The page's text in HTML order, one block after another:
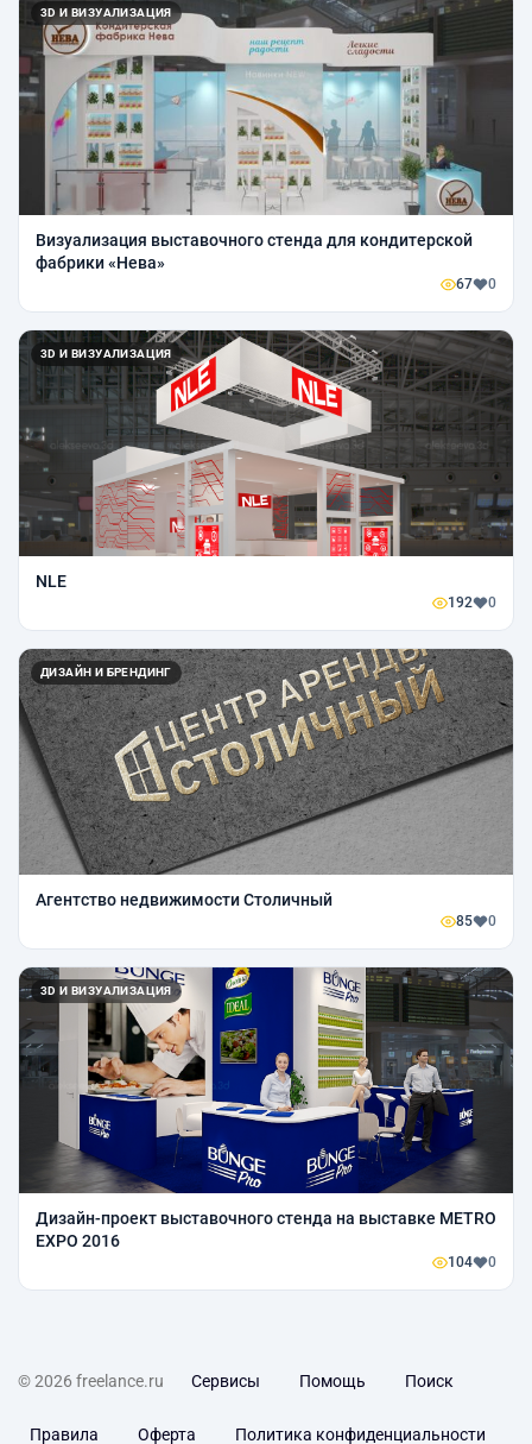
3D И ВИЗУАЛИЗАЦИЯ
Визуализация выставочного стенда для кондитерской
фабрики «Нева»
67 0
3D И ВИЗУАЛИЗАЦИЯ
NLE
192 0
ДИЗАЙН И БРЕНДИНГ
Агентство недвижимости Столичный
85 0
3D И ВИЗУАЛИЗАЦИЯ
Дизайн-проект выставочного стенда на выставке METRO
EXPO 2016
104 0
© 2026 freelance.ru Сервисы Помощь Поиск
Правила Оферта Политика конфиденциальности